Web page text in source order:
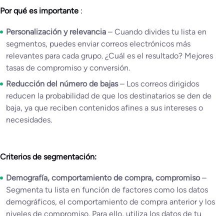
Por qué es importante :
Personalización y relevancia – Cuando divides tu lista en
segmentos, puedes enviar correos electrónicos más
relevantes para cada grupo. ¿Cuál es el resultado? Mejores
tasas de compromiso y conversión.
Reducción del número de bajas– Los correos dirigidos
reducen la probabilidad de que los destinatarios se den de
baja, ya que reciben contenidos afines a sus intereses o
necesidades.
Criterios de segmentación:
Demografía, comportamiento de compra, compromiso–
Segmenta tu lista en función de factores como los datos
demográficos, el comportamiento de compra anterior y los
niveles de compromiso. Para ello, utiliza los datos de tu